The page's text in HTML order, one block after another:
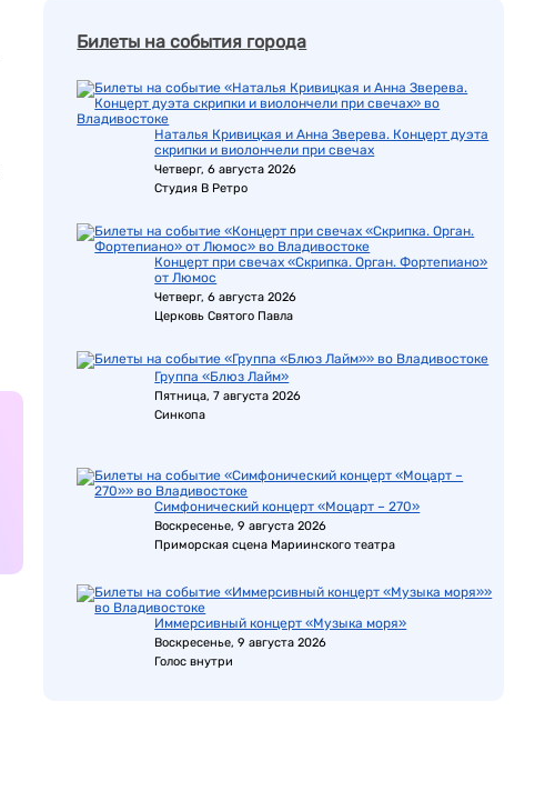
Билеты на события города
Наталья Кривицкая и Анна Зверева. Концерт дуэта
скрипки и виолончели при свечах
Четверг, 6 августа 2026
Студия В Ретро
Концерт при свечах «Скрипка. Орган. Фортепиано»
от Люмос
Четверг, 6 августа 2026
Церковь Святого Павла
Группа «Блюз Лайм»
Пятница, 7 августа 2026
Синкопа
Симфонический концерт «Моцарт – 270»
Воскресенье, 9 августа 2026
Приморская сцена Мариинского театра
Иммерсивный концерт «Музыка моря»
Воскресенье, 9 августа 2026
Голос внутри